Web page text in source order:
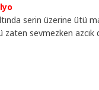
serin üzerine ütü
sevmezken